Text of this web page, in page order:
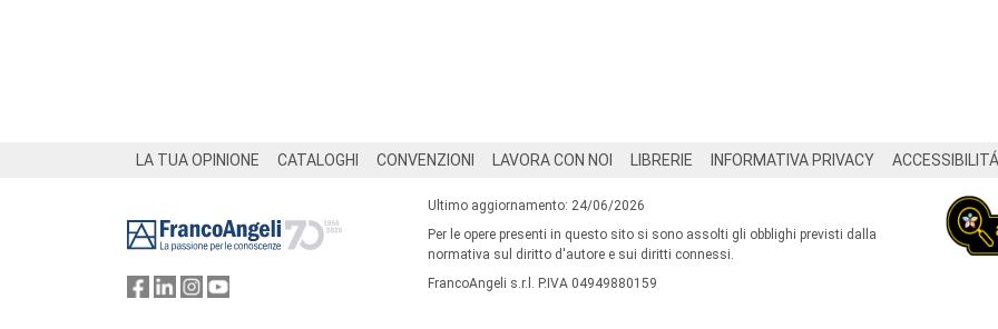
LA TUA OPINIONE CATALOGHI CONVENZIONI LAVORA CON NOI LIBRERIE INFORMATIVA PRIVACY ACCESSIBILITÁ
Ultimo aggiornamento: 24/06/2026
Per le opere presenti in questo sito si sono assolti gli obblighi previsti dalla
normativa sul diritto d'autore e sui diritti connessi.
FrancoAngeli s.r.l. P.IVA 04949880159